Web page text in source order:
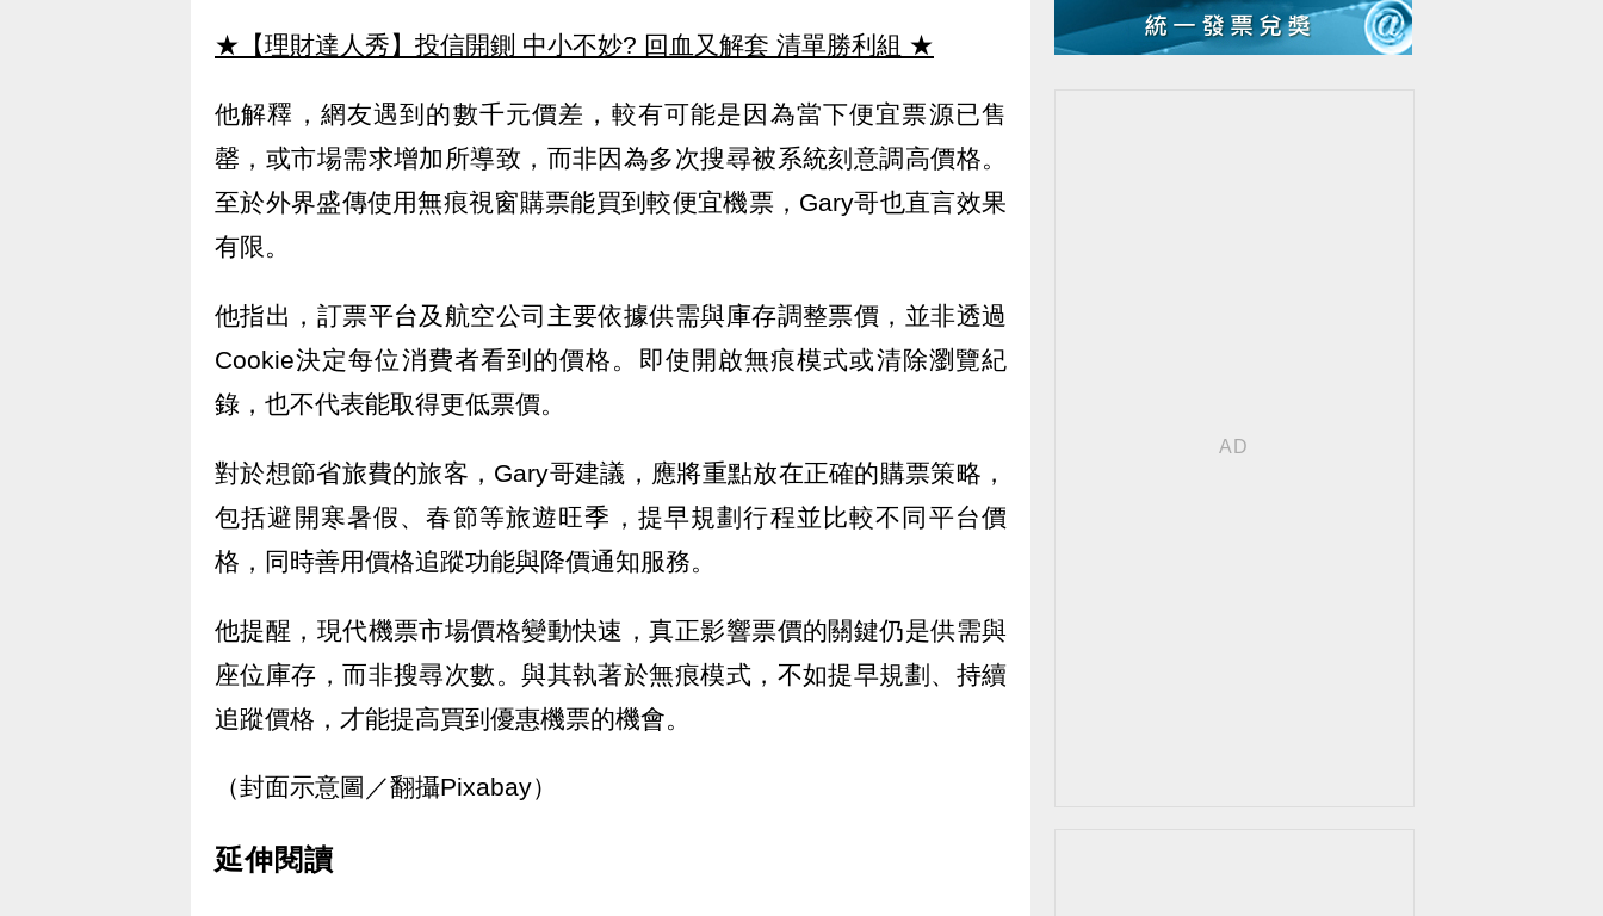
★【理財達人秀】投信開鍘 中小不妙? 回血又解套 清單勝利組 ★
他解釋，網友遇到的數千元價差，較有可能是因為當下便宜票源已售
罄，或市場需求增加所導致，而非因為多次搜尋被系統刻意調高價格。
至於外界盛傳使用無痕視窗購票能買到較便宜機票，Gary哥也直言效果
有限。
他指出，訂票平台及航空公司主要依據供需與庫存調整票價，並非透過
Cookie決定每位消費者看到的價格。即使開啟無痕模式或清除瀏覽紀
錄，也不代表能取得更低票價。
對於想節省旅費的旅客，Gary哥建議，應將重點放在正確的購票策略，
包括避開寒暑假、春節等旅遊旺季，提早規劃行程並比較不同平台價
格，同時善用價格追蹤功能與降價通知服務。
他提醒，現代機票市場價格變動快速，真正影響票價的關鍵仍是供需與
座位庫存，而非搜尋次數。與其執著於無痕模式，不如提早規劃、持續
追蹤價格，才能提高買到優惠機票的機會。
（封面示意圖／翻攝Pixabay）
延伸閱讀